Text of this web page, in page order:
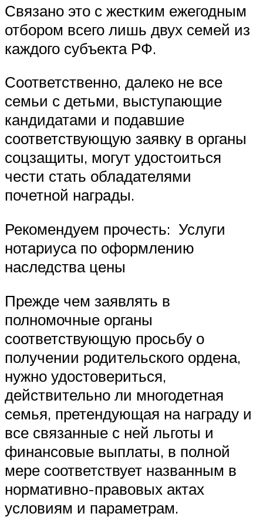
Связано это с жестким ежегодным
отбором всего лишь двух семей из
каждого субъекта РФ.
Соответственно, далеко не все
семьи с детьми, выступающие
кандидатами и подавшие
соответствующую заявку в органы
соцзащиты, могут удостоиться
чести стать обладателями
почетной награды.
Рекомендуем прочесть: Услуги
нотариуса по оформлению
наследства цены
Прежде чем заявлять в
полномочные органы
соответствующую просьбу о
получении родительского ордена,
нужно удостовериться,
действительно ли многодетная
семья, претендующая на награду и
все связанные с ней льготы и
финансовые выплаты, в полной
мере соответствует названным в
нормативно-правовых актах
условиям и параметрам.